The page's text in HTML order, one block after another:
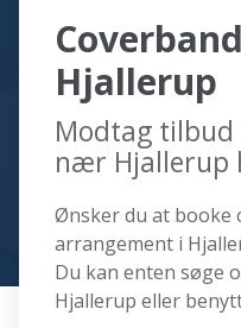
Hjallerup
Modtag
nær Hjallerup
Ønsker du at booke
arrangement i
Du kan enten søge
Hjallerup eller